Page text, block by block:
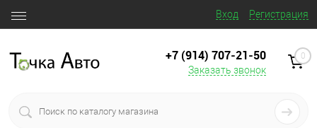
Вход Регистрация
+7 (914) 707‒21‒50
Заказать звонок
0